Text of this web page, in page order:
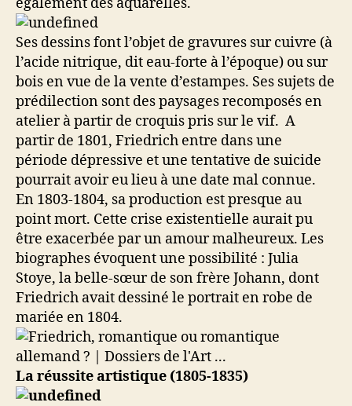
Ses dessins font l’objet de gravures sur cuivre (à
l’acide nitrique, dit eau-forte à l’époque) ou sur
bois en vue de la vente d’estampes. Ses sujets de
prédilection sont des paysages recomposés en
atelier à partir de croquis pris sur le vif. A
partir de 1801, Friedrich entre dans une
période dépressive et une tentative de suicide
pourrait avoir eu lieu à une date mal connue.
En 1803-1804, sa production est presque au
point mort. Cette crise existentielle aurait pu
être exacerbée par un amour malheureux. Les
biographes évoquent une possibilité : Julia
Stoye, la belle-sœur de son frère Johann, dont
Friedrich avait dessiné le portrait en robe de
mariée en 1804.
La réussite artistique (1805-1835)